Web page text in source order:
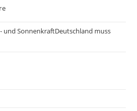
und SonnenkraftDeutschland muss